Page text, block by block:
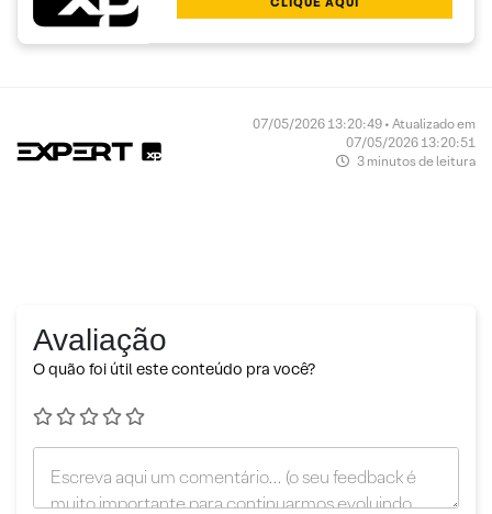
07/05/2026 13:20:49 • Atualizado em
07/05/2026 13:20:51
3 minutos de leitura
Avaliação
O quão foi útil este conteúdo pra você?